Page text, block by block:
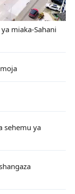
miaka-Sahani
sehemu ya